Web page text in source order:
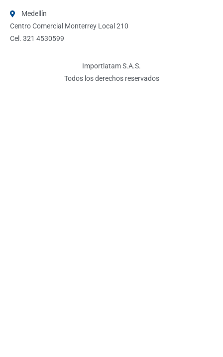
Medellín
Centro Comercial Monterrey Local 210
Cel. 321 4530599
Importlatam S.A.S.
Todos los derechos reservados